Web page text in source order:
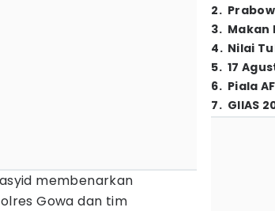
membenarkan
Gowa dan tim
2.
3. Makan
4. Nilai
5. 17
6. Piala
7. GIIAS